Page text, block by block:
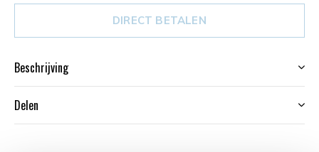
DIRECT BETALEN
Beschrijving
Delen